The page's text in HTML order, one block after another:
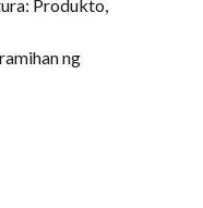
Produkto,
ng